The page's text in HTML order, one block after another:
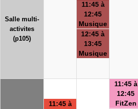
Salle multi-
activites
(p105)
11:45 à
12:45
Musique
12:45 à
13:45
Musique
11:45 à
11:45 à
12:45
FitZen